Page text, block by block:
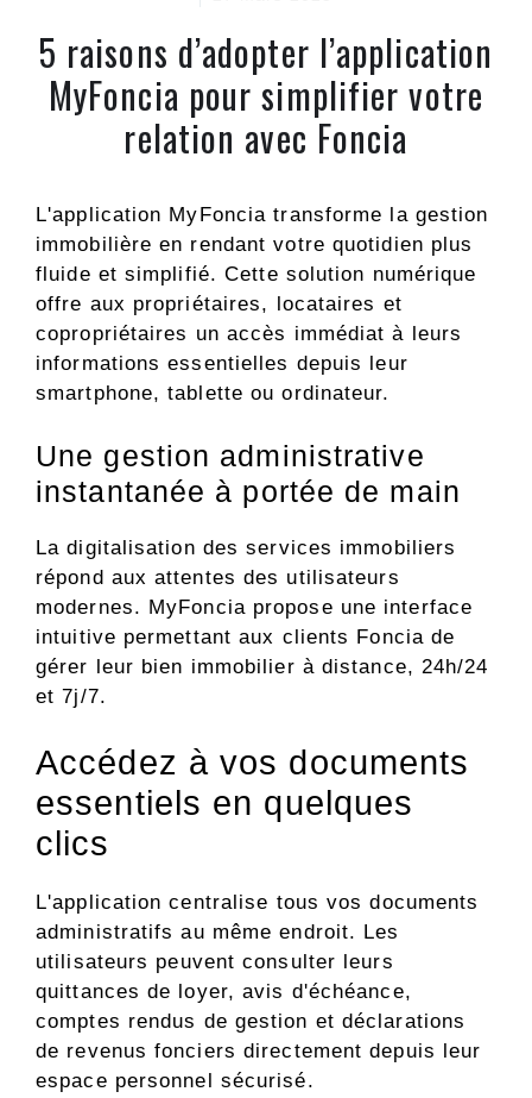
5 raisons d’adopter l’application
MyFoncia pour simplifier votre
relation avec Foncia
L'application MyFoncia transforme la gestion
immobilière en rendant votre quotidien plus
fluide et simplifié. Cette solution numérique
offre aux propriétaires, locataires et
copropriétaires un accès immédiat à leurs
informations essentielles depuis leur
smartphone, tablette ou ordinateur.
Une gestion administrative
instantanée à portée de main
La digitalisation des services immobiliers
répond aux attentes des utilisateurs
modernes. MyFoncia propose une interface
intuitive permettant aux clients Foncia de
gérer leur bien immobilier à distance, 24h/24
et 7j/7.
Accédez à vos documents
essentiels en quelques
clics
L'application centralise tous vos documents
administratifs au même endroit. Les
utilisateurs peuvent consulter leurs
quittances de loyer, avis d'échéance,
comptes rendus de gestion et déclarations
de revenus fonciers directement depuis leur
espace personnel sécurisé.